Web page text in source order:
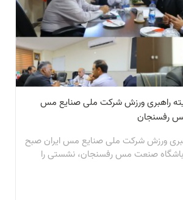
راهبری ورزش شرکت ملی صنایع مس
مس رفسنجان
ورزش شرکت ملی صنایع مس ایران صبح
باشگاه صنعت مس رفسنجان، نشستی را